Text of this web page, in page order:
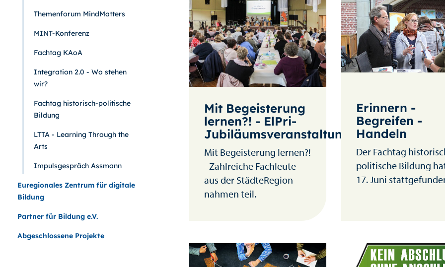
Themenforum MindMatters
MINT-Konferenz
Fachtag KAoA
Integration 2.0 - Wo stehen
wir?
Fachtag historisch-politische
Bildung
LTTA - Learning Through the
Arts
Impulsgespräch Assmann
Euregionales Zentrum für digitale
Bildung
Partner für Bildung e.V.
Abgeschlossene Projekte
Mit Begeisterung
lernen?! - ElPri-
Jubiläumsveranstaltung
Mit Begeisterung lernen?!
- Zahlreiche Fachleute
aus der StädteRegion
nahmen teil.
Erinnern -
Begreifen -
Handeln
Der Fachtag
politische Bildung
17. Juni